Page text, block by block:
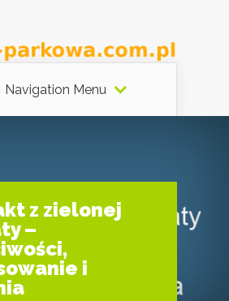
Navigation Menu
z zielonej
–
i